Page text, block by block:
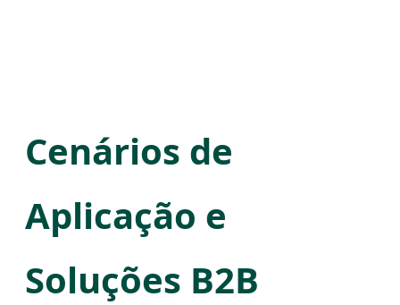
Cenários de
Aplicação e
Soluções B2B